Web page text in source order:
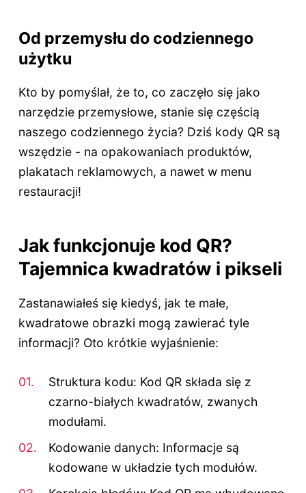
Od przemysłu do codziennego
użytku
Kto by pomyślał, że to, co zaczęło się jako
narzędzie przemysłowe, stanie się częścią
naszego codziennego życia? Dziś kody QR są
wszędzie - na opakowaniach produktów,
plakatach reklamowych, a nawet w menu
restauracji!
Jak funkcjonuje kod QR?
Tajemnica kwadratów i pikseli
Zastanawiałeś się kiedyś, jak te małe,
kwadratowe obrazki mogą zawierać tyle
informacji? Oto krótkie wyjaśnienie:
Struktura kodu: Kod QR składa się z
czarno-białych kwadratów, zwanych
modułami.
Kodowanie danych: Informacje są
kodowane w układzie tych modułów.